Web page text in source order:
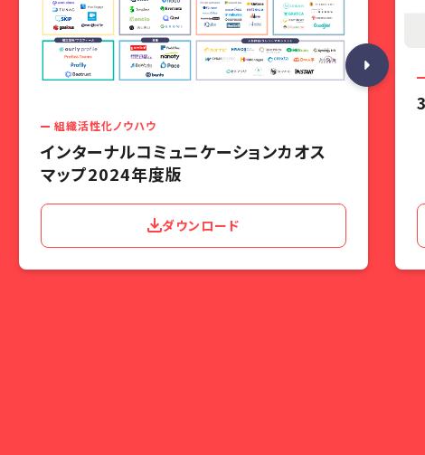
組織活性化ノウハウ
インターナルコミュニケーションカオス
マップ2024年度版
ダウンロード